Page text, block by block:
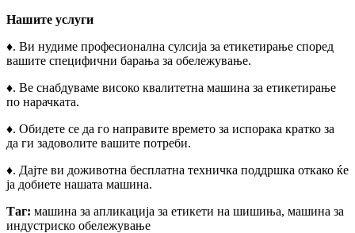
Нашите услуги
♦. Ви нудиме професионална сулсија за етикетирање според
вашите специфични барања за обележување.
♦. Ве снабдуваме високо квалитетна машина за етикетирање
по нарачката.
♦. Обидете се да го направите времето за испорака кратко за
да ги задоволите вашите потреби.
♦. Дајте ви доживотна бесплатна техничка поддршка откако ќе
ја добиете нашата машина.
Таг: машина за апликација за етикети на шишиња, машина за
индустриско обележување